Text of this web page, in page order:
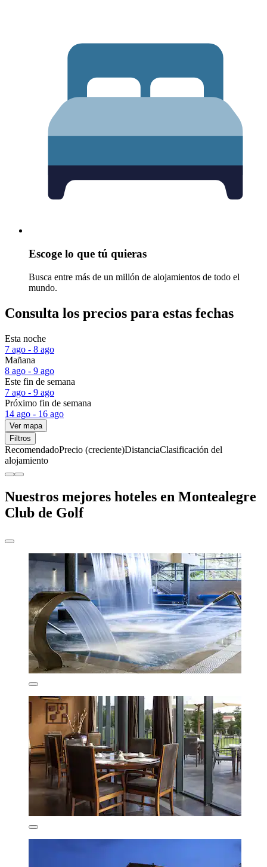
Escoge lo que tú quieras
Busca entre más de un millón de alojamientos de todo el
mundo.
Consulta los precios para estas fechas
Esta noche
7 ago - 8 ago
Mañana
8 ago - 9 ago
Este fin de semana
7 ago - 9 ago
Próximo fin de semana
14 ago - 16 ago
Ver mapa
Filtros
RecomendadoPrecio (creciente)DistanciaClasificación del
alojamiento
Nuestros mejores hoteles en Montealegre
Club de Golf